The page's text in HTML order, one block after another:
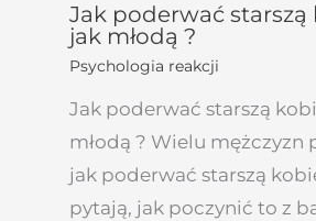
Jak poderwać starszą
jak młodą ?
Psychologia reakcji
Jak poderwać starszą
młodą ? Wielu mężczyzn
jak poderwać starszą
pytają, jak poczynić to z